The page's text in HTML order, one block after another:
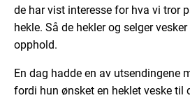
de har vist interesse for hva vi tror
hekle. Så de hekler og selger
opphold.
En dag hadde en av utsendingene
fordi hun ønsket en heklet veske til